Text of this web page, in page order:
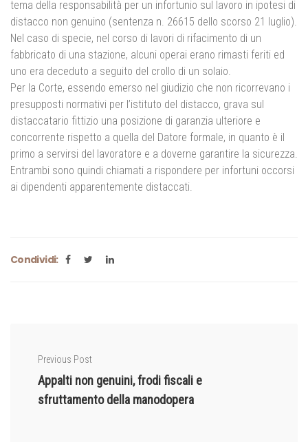
tema della responsabilità per un infortunio sul lavoro in ipotesi di
distacco non genuino (sentenza n. 26615 dello scorso 21 luglio).
Nel caso di specie, nel corso di lavori di rifacimento di un
fabbricato di una stazione, alcuni operai erano rimasti feriti ed
uno era deceduto a seguito del crollo di un solaio.
Per la Corte, essendo emerso nel giudizio che non ricorrevano i
presupposti normativi per l’istituto del distacco, grava sul
distaccatario fittizio una posizione di garanzia ulteriore e
concorrente rispetto a quella del Datore formale, in quanto è il
primo a servirsi del lavoratore e a doverne garantire la sicurezza.
Entrambi sono quindi chiamati a rispondere per infortuni occorsi
ai dipendenti apparentemente distaccati.
Condividi:
Previous Post
Appalti non genuini, frodi fiscali e
sfruttamento della manodopera